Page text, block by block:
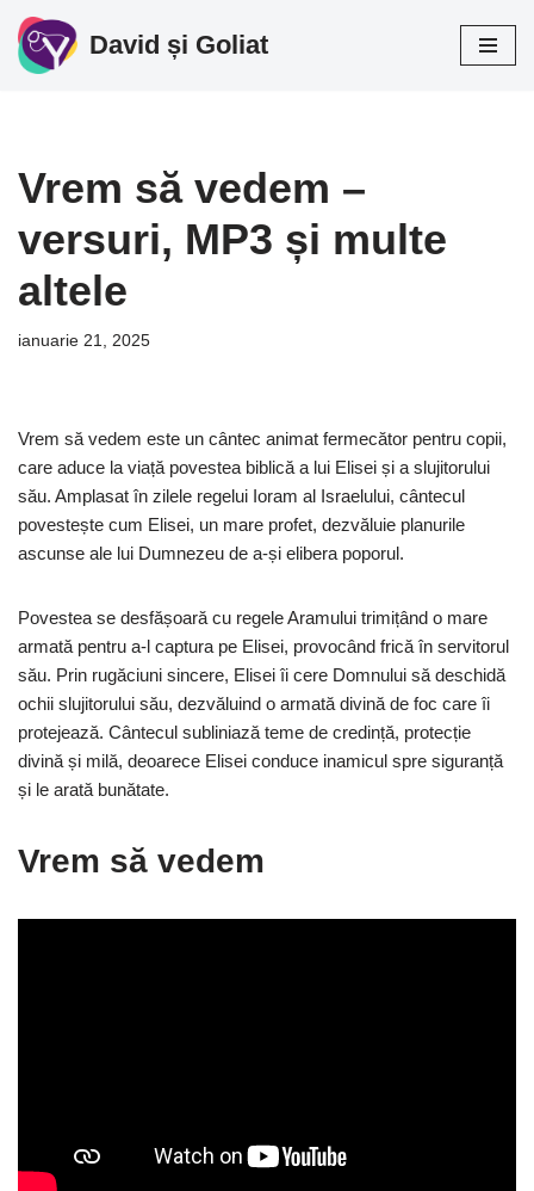
Sari
David și Goliat
Vrem să vedem –
versuri, MP3 și multe
altele
ianuarie 21, 2025
Vrem să vedem este un cântec animat fermecător pentru copii,
care aduce la viață povestea biblică a lui Elisei și a slujitorului
său. Amplasat în zilele regelui Ioram al Israelului, cântecul
povestește cum Elisei, un mare profet, dezvăluie planurile
ascunse ale lui Dumnezeu de a-și elibera poporul.
Povestea se desfășoară cu regele Aramului trimițând o mare
armată pentru a-l captura pe Elisei, provocând frică în servitorul
său. Prin rugăciuni sincere, Elisei îi cere Domnului să deschidă
ochii slujitorului său, dezvăluind o armată divină de foc care îi
protejează. Cântecul subliniază teme de credință, protecție
divină și milă, deoarece Elisei conduce inamicul spre siguranță
și le arată bunătate.
Vrem să vedem